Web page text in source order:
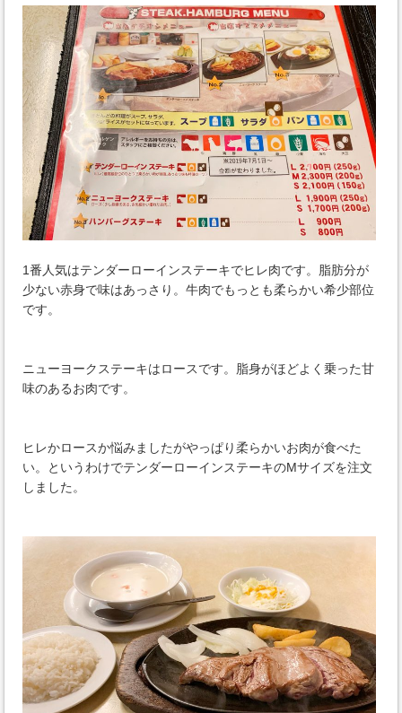
1番人気はテンダーローインステーキでヒレ肉です。脂肪分が
少ない赤身で味はあっさり。牛肉でもっとも柔らかい希少部位
です。
ニューヨークステーキはロースです。脂身がほどよく乗った甘
味のあるお肉です。
ヒレかロースか悩みましたがやっぱり柔らかいお肉が食べた
い。というわけでテンダーローインステーキのMサイズを注文
しました。